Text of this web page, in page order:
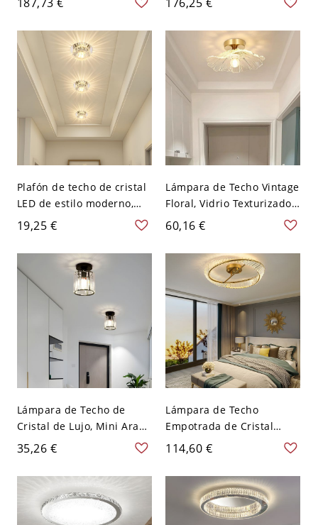
abulón azul para sala de
estar y recibidor - 40,64
cm 110 A 120 V
dorado para comedor y
sala de estar - 110 A 120 V
Redondo 40,64 cm
Plafón de techo de cristal
LED de estilo moderno,
montaje al ras, con
orificio de 2-3,5'' de
diámetro - 110 A 120 V
Transparente Luz cálida
19,25 €
Lámpara de Techo Vintage
Floral, Vidrio Texturizado
con Base Dorada - 110 A
120 V 27,94 cm
60,16 €
Lámpara de Techo de
Cristal de Lujo, Mini Araña
para Pasillo Entrada -
Cilindro 110 A 120 V
Negro
35,26 €
Lámpara de Techo
Empotrada de Cristal
Dorado Glam, Araña LED
Redonda Regulable para
Dormitorio y Sala de Estar
- 110 A 120 V 40,64 cm
Tercer Gear
114,60 €